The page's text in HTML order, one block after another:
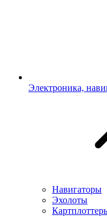
Электроника,
Навигаторы
Эхолоты